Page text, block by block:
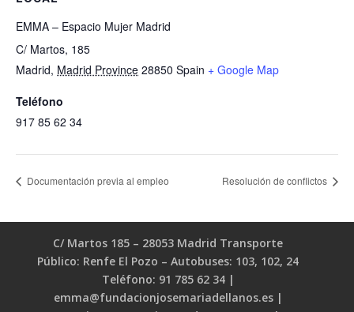
EMMA – Espacio Mujer Madrid
C/ Martos, 185
Madrid, Madrid Province 28850 Spain + Google Map
Teléfono
917 85 62 34
Documentación previa al empleo Resolución de conflictos
C/ Martos 185 – 28053 Madrid Transporte
Público: Renfe El Pozo – Autobuses: 103, 102, 24
Teléfono: 91 785 62 34 |
emma@fundacionjosemariadellanos.es |